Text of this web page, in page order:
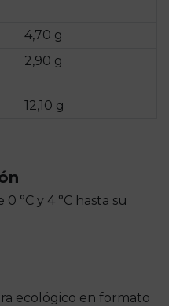
4,70 g
2,90 g
12,10 g
°C y 4 °C hasta su
ecológico en formato